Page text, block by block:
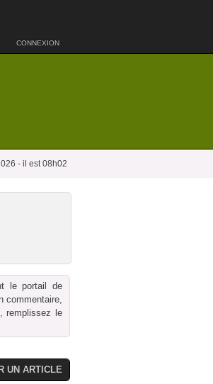
CONNEXION
- il est 08h02
le portail de
commentaire,
remplissez le
UN ARTICLE